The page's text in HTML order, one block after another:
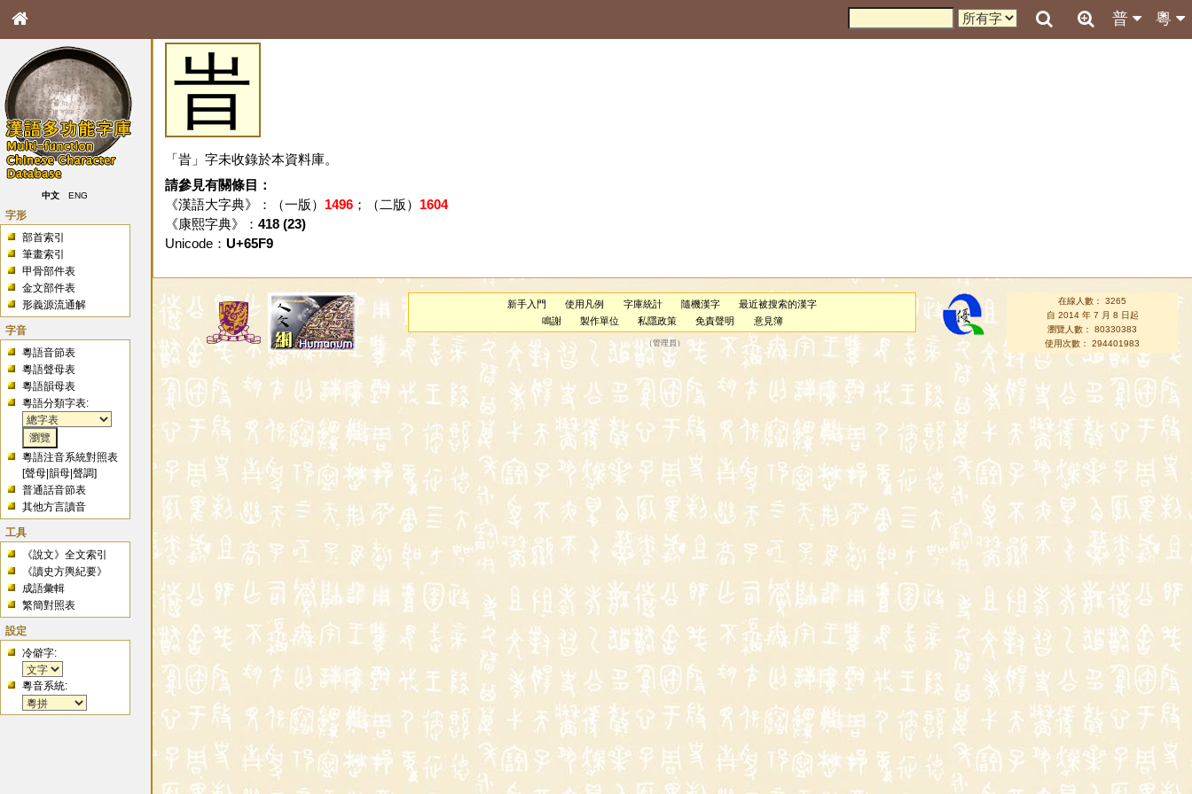
粵
普
中文 ENG
字形
部首索引
筆畫索引
甲骨部件表
金文部件表
形義源流通解
字音
粵語音節表
粵語聲母表
粵語韻母表
粵語分類字表:
粵語注音系統對照表
[聲母 |韻母 |聲調]
普通話音節表
其他方言讀音
工具
《說文》全文索引
《讀史方輿紀要》
成語彙輯
繁簡對照表
設定
冷僻字:
粵音系統:
旹
「旹」字未收錄於本資料庫。
請參見有關條目：
《漢語大字典》：（一版） 1496；（二版） 1604
《康熙字典》： 418 (23)
Unicode： U+65F9
新手入門 使用凡例 字庫統計 隨機漢字
最近被搜索的漢字
鳴謝
製作單位 私隱政策 免責聲明 意見簿
（管理員 ）
在線人數： 3265
自 2014 年 7 月 8 日起
瀏覽人數： 80330383
使用次數： 294401983